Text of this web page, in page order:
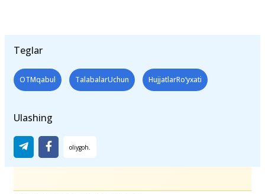
Teglar
OTMqabul
Ulashing